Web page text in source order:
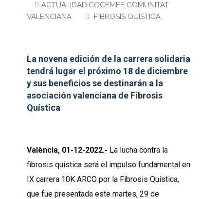
ACTUALIDAD,COCEMFE COMUNITAT
VALENCIANA
FIBROSIS QUÍSTICA
La novena edición de la carrera solidaria
tendrá lugar el próximo 18 de diciembre
y sus beneficios se destinarán a la
asociación valenciana de Fibrosis
Quística
València, 01-12-2022.- La lucha contra la
fibrosis quística será el impulso fundamental en
IX carrera 10K ARCO por la Fibrosis Quística,
que fue presentada este martes, 29 de